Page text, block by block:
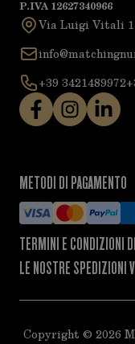
P.IVA 12627340966
Via Luigi Vitali
+39 3421489972
METODI DI PAGAMENTO
TERMINI E CONDIZIONI
LE NOSTRE SPEDIZIONI
Copyright © 2026